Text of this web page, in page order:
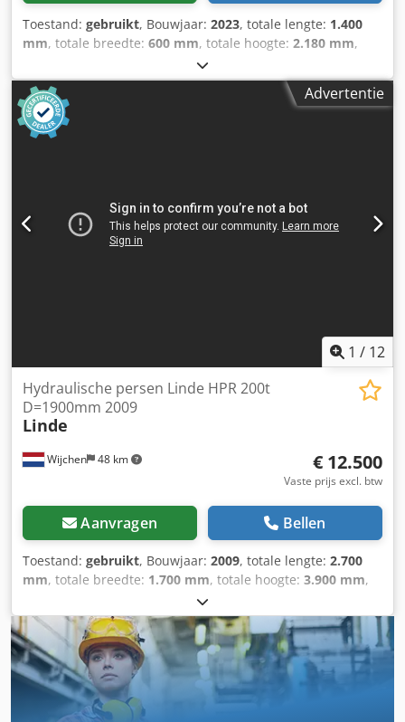
Toestand: gebruikt, Bouwjaar: 2023, totale lengte: 1.400
mm, totale breedte: 600 mm, totale hoogte: 2.180 mm,
Kleur: Blauw Ledig gewicht: 280 kg Codpfx Anozry H Eskerf
- Bouwjaar: 2023 - Documentatie aanwezig: Nee - CE
markering aanwezig: Ja - CE certificaat aanwezig: Nee -
Serienummer: SA021 - Aansturing: Conventioneel - Model
pers: Werkplaatspers - Uitvoering pers: Enkelwerkend -
Hoogteverstelling [mm]: 830 - Transportafmetingen:
1400mm x 600mm x 2180mm (l x b x h) - Transportgewicht
[kg]: 280kg - Transportcolli [st.]: 1 Financiële informatie
Advertentie
1 / 12
Wijchen 48 km
Hydraulische persen Linde HPR 200t
D=1900mm 2009
Linde
€ 12.500
Vaste prijs excl. btw
Aanvragen Bellen
Toestand: gebruikt, Bouwjaar: 2009, totale lengte: 2.700
mm, totale breedte: 1.700 mm, totale hoogte: 3.900 mm,
Kleur: Groen Ledig gewicht: 5.000 kg - Bouwjaar: 2009 -
Documentatie aanwezig: Nee - CE certificaat aanwezig: Nee
- Aansturing: Conventioneel - Model pers: Werkplaatspers -
Vermogen [ton]: 200 - Min. slag [mm]: 1 - Max. slag [mm]:
1100 - Tafellengte [mm]: 730 - Tafelbreedte [mm]: 1900 -
Transportafmetingen: 2700mm x 1700mm x 3900mm (l x b
x h) - Transportgewicht [kg]: 5000kg - Transportcolli [st.]: 2